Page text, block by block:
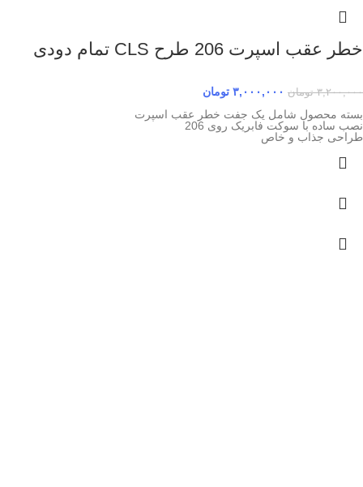
خطر عقب اسپرت 206 طرح CLS تمام دودی
۳,۲۰۰,۰۰۰ تومان ۳,۰۰۰,۰۰۰ تومان
بسته محصول شامل یک جفت خطر عقب اسپرت
نصب ساده با سوکت فابریک روی 206
طراحی جذاب و خاص